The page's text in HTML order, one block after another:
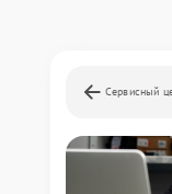
Сервисный